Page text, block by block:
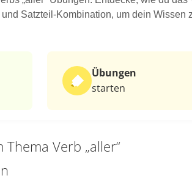
Satzteil-Kombination, um dein
Übungen
starten
Thema Verb „aller“